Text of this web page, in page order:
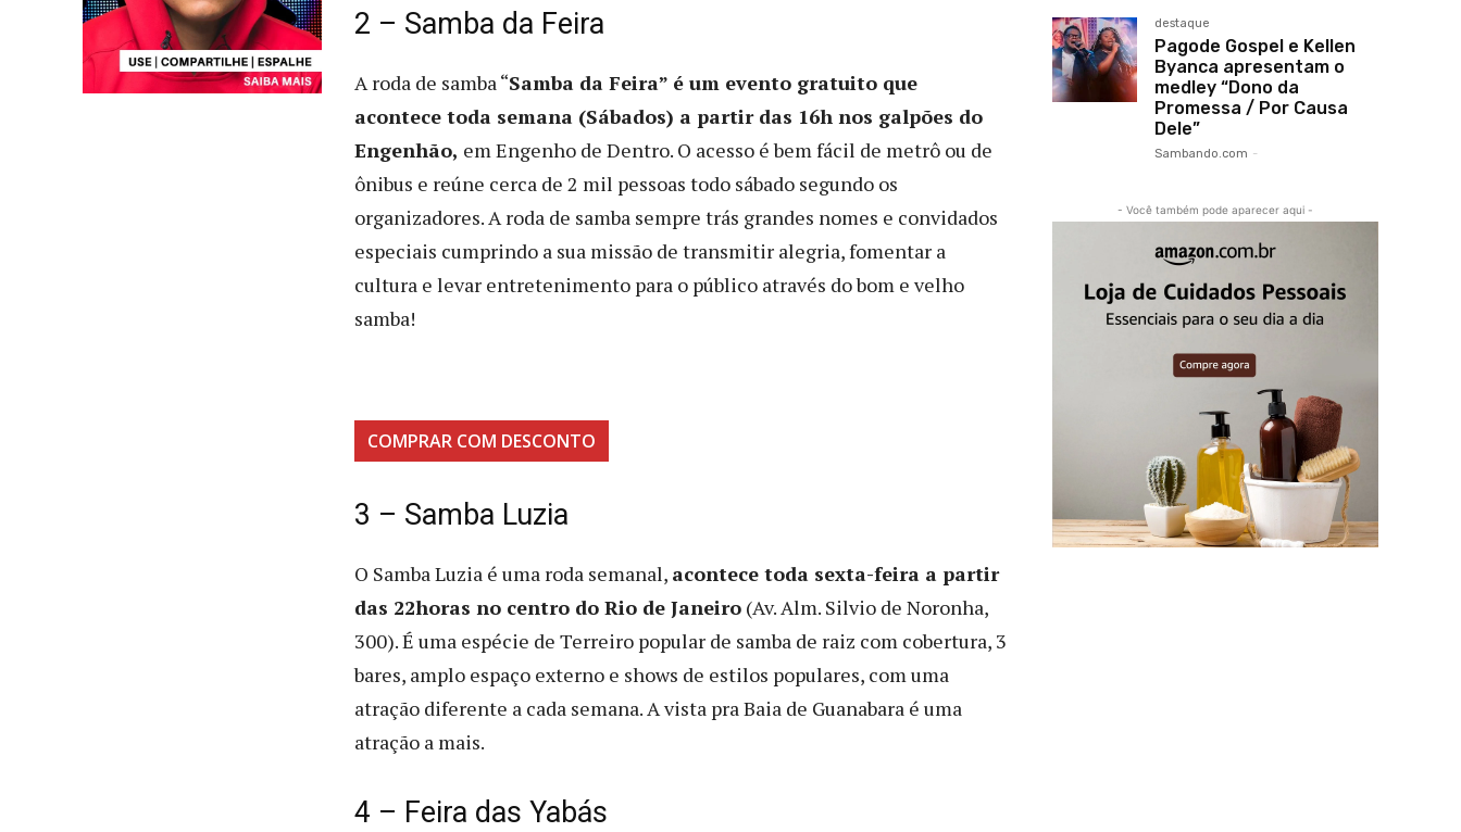
2 – Samba da Feira
A roda de samba “Samba da Feira” é um evento gratuito que
acontece toda semana (Sábados) a partir das 16h nos galpões do
Engenhão, em Engenho de Dentro. O acesso é bem fácil de metrô ou de
ônibus e reúne cerca de 2 mil pessoas todo sábado segundo os
organizadores. A roda de samba sempre trás grandes nomes e convidados
especiais cumprindo a sua missão de transmitir alegria, fomentar a
cultura e levar entretenimento para o público através do bom e velho
samba!
COMPRAR COM DESCONTO
3 – Samba Luzia
O Samba Luzia é uma roda semanal, acontece toda sexta-feira a partir
das 22horas no centro do Rio de Janeiro (Av. Alm. Silvio de Noronha,
300). É uma espécie de Terreiro popular de samba de raiz com cobertura, 3
bares, amplo espaço externo e shows de estilos populares, com uma
atração diferente a cada semana. A vista pra Baia de Guanabara é uma
atração a mais.
4 – Feira das Yabás
destaque
Pagode Gospel e Kellen
Byanca apresentam o
medley “Dono da
Promessa / Por Causa
Dele”
Sambando.com -
- Você também pode aparecer aqui -